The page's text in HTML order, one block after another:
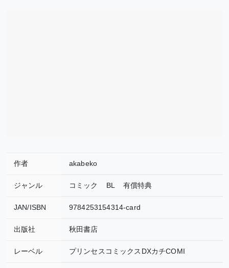
作者 akabeko
ジャンル コミック BL 有償特典
JAN/ISBN 9784253154314-card
出版社 秋田書店
レーベル プリンセスコミックスDXカチCOMI